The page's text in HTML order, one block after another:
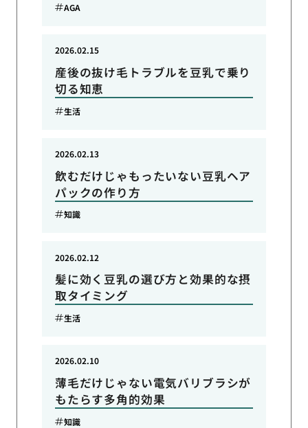
AGA
産後の抜け毛トラブルを豆乳で乗り
切る知恵
2026.02.15
生活
飲むだけじゃもったいない豆乳ヘア
パックの作り方
2026.02.13
知識
髪に効く豆乳の選び方と効果的な摂
取タイミング
2026.02.12
生活
薄毛だけじゃない電気バリブラシが
もたらす多角的効果
2026.02.10
知識